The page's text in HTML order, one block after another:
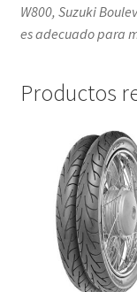
W800, Suzuki
es adecuado para
Productos